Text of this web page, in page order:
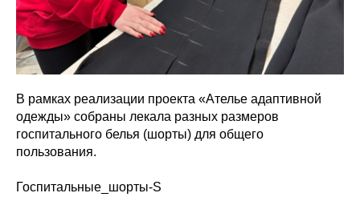
В рамках реализации проекта «Ателье адаптивной
одежды» собраны лекала разных размеров
госпитального белья (шорты) для общего
пользования.
Госпитальные_шорты-S